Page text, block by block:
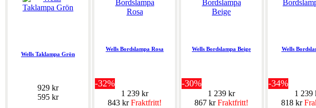
Wells Taklampa Grön
929 kr
595 kr
Wells Bordslampa Rosa
-32%
1 239 kr
843 krFraktfritt!
Wells Bordslampa Beige
-30%
1 239 kr
867 krFraktfritt!
Wells
-34%
1 239
818 kr